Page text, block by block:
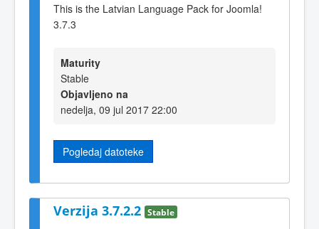
This is the Latvian Language Pack for Joomla!
3.7.3
Maturity
Stable
Objavljeno na
nedelja, 09 jul 2017 22:00
Pogledaj datoteke
Verzija 3.7.2.2 Stable